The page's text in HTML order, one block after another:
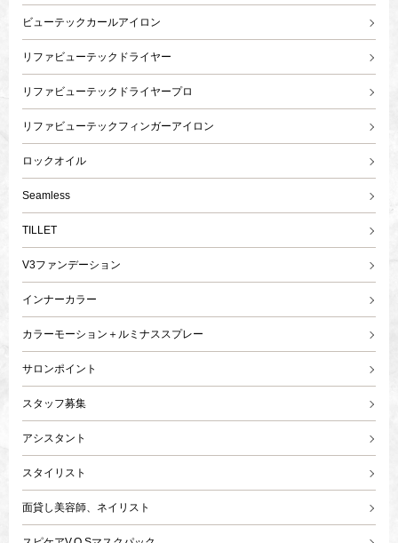
ビューテックカールアイロン
リファビューテックドライヤー
リファビューテックドライヤープロ
リファビューテックフィンガーアイロン
ロックオイル
Seamless
TILLET
V3ファンデーション
インナーカラー
カラーモーション＋ルミナススプレー
サロンポイント
スタッフ募集
アシスタント
スタイリスト
面貸し美容師、ネイリスト